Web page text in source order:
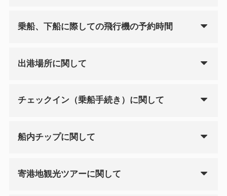
乗船、下船に際しての飛行機の予約時間
出港場所に関して
チェックイン（乗船手続き）に関して
船内チップに関して
寄港地観光ツアーに関して